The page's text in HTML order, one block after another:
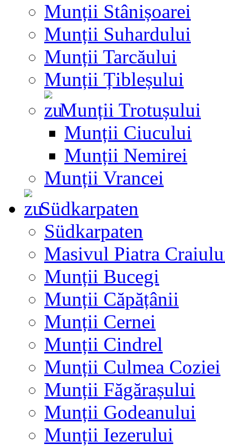
Munții Stânișoarei
Munții Suhardului
Munții Tarcăului
Munții Țibleșului
Munții Trotușului
Munții Ciucului
Munții Nemirei
Munții Vrancei
Südkarpaten
Südkarpaten
Masivul Piatra
Munții Bucegi
Munții Căpățânii
Munții Cernei
Munții Cindrel
Munții Culmea Coziei
Munții Făgărașului
Munții Godeanului
Munții Iezerului